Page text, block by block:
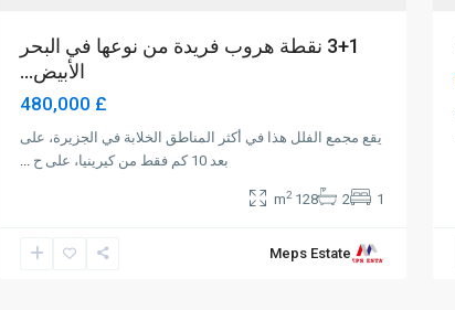
3+1 نقطة هروب فريدة من نوعها في البحر
الأبيض...
£ 480,000
يقع مجمع الفلل هذا في أكثر المناطق الخلابة في الجزيرة، على
بعد 10 كم فقط من كيرينيا، على ح
...
1
2
128 m
2
Meps Estate